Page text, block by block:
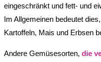
eingeschränkt und fett- und
Im Allgemeinen bedeutet
Kartoffeln, Mais und Erbsen
Andere Gemüsesorten, die